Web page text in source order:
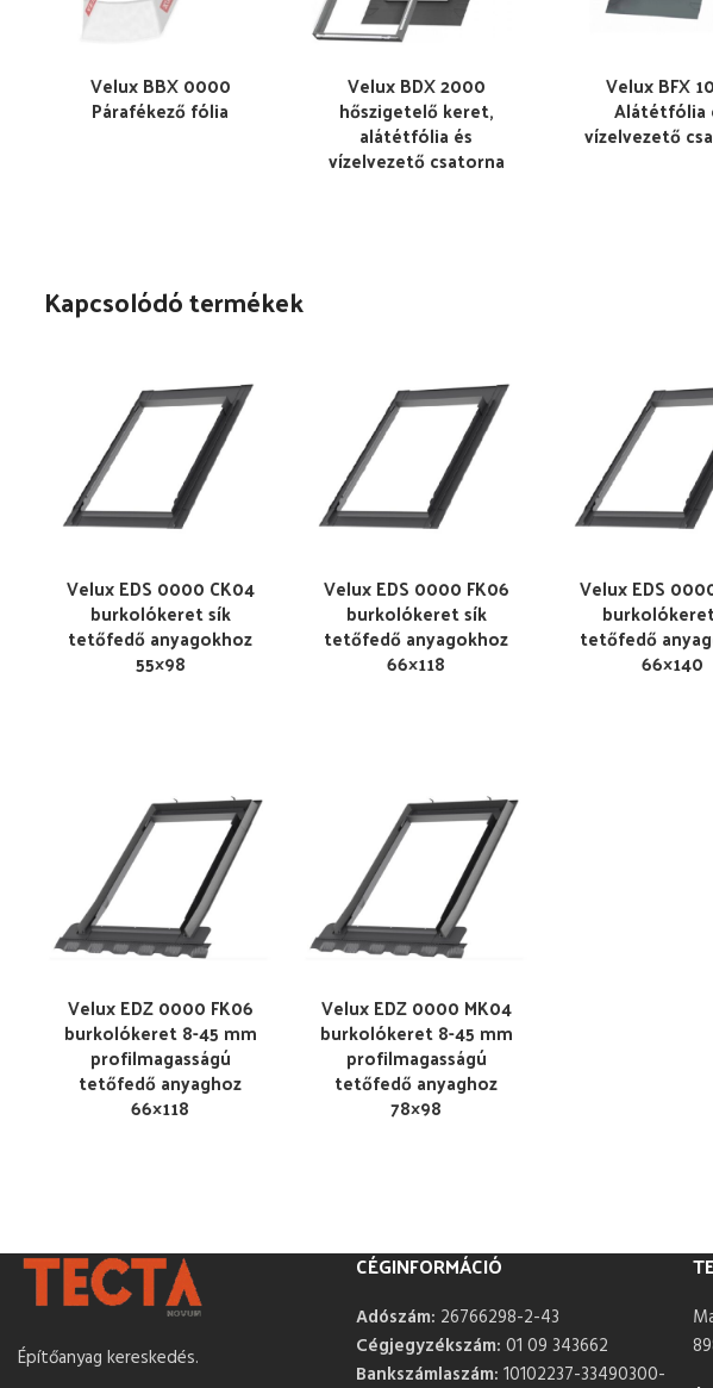
Velux BBX 0000
Párafékező fólia
Velux BDX 2000
hőszigetelő keret,
alátétfólia és
vízelvezető csatorna
Velux BFX
Alátétfólia
vízelvezető
Kapcsolódó termékek
Velux EDS 0000 CK04
burkolókeret sík
tetőfedő anyagokhoz
55×98
Velux EDS 0000 FK06
burkolókeret sík
tetőfedő anyagokhoz
66×118
Velux EDS
tetőfedő
66×140
Velux EDZ 0000 FK06
burkolókeret 8-45 mm
profilmagasságú
tetőfedő anyaghoz
66×118
Velux EDZ 0000 MK04
burkolókeret 8-45 mm
profilmagasságú
tetőfedő anyaghoz
78×98
Építőanyag kereskedés.
CÉGINFORMÁCIÓ
Adószám: 26766298-2-43
Cégjegyzékszám: 01 09 343662
Bankszámlaszám: 10102237-33490300-